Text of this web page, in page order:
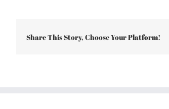
Share This Story, Choose Your Platform!